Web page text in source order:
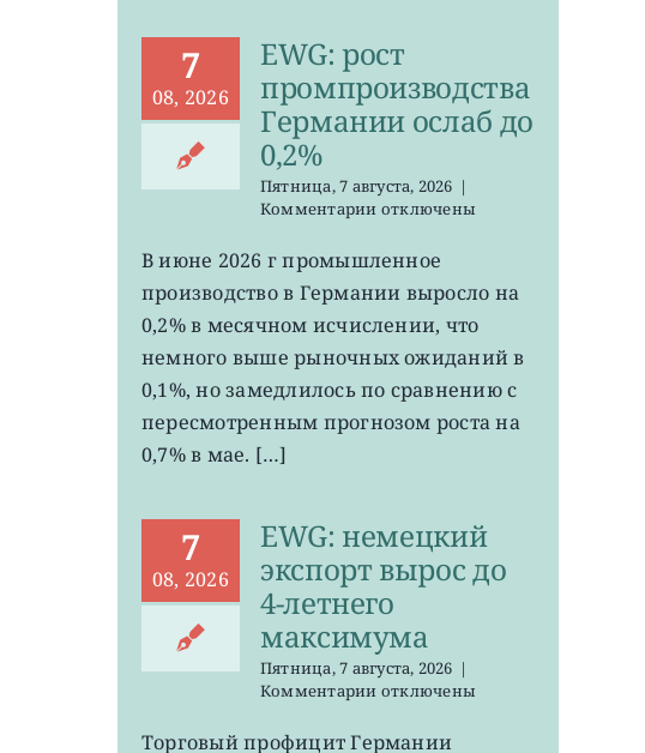
7
08, 2026
EWG: рост
промпроизводства
Германии ослаб до
0,2%
Пятница, 7 августа, 2026 |
Комментариик
EWG:
рост
промпроизводства
Германии
до
0,2%
отключены
В июне 2026 г промышленное
производство в Германии выросло на
0,2% в месячном исчислении, что
немного выше рыночных ожиданий в
0,1%, но замедлилось по сравнению с
пересмотренным прогнозом роста на
0,7% в мае. […]
7
08, 2026
EWG: немецкий
экспорт вырос до
4-летнего
максимума
Пятница, 7 августа, 2026 |
Комментариик
EWG:
отключены
Торговый профицит Германии